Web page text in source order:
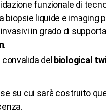
funzionale di
biopsie liquide e imaging
in grado di
.
convalida del biological
su cui sarà costruito